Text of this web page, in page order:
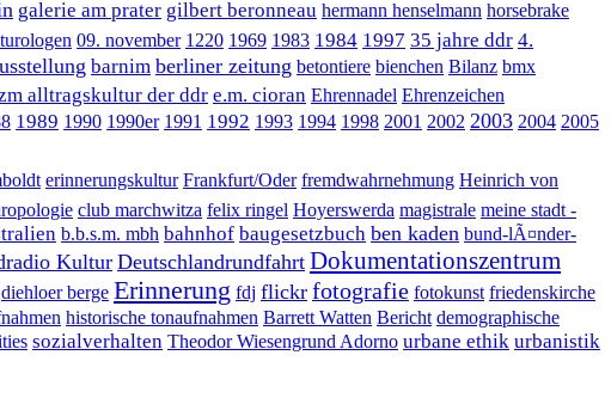
galerie am prater gilbert beronneau hermann henselmann horsebrake
09. november 1220 1969 1983 1984 1997 35 jahre ddr 4.
barnim berliner zeitung betontiere bienchen Bilanz bmx
alltragskultur der ddr e.m. cioran Ehrennadel Ehrenzeichen
1989 1990 1990er 1991 1992 1993 1994 1998 2001 2002 2003 2004 2005
erinnerungskultur Frankfurt/Oder fremdwahrnehmung Heinrich von
club marchwitza felix ringel Hoyerswerda magistrale meine stadt -
b.b.s.m. mbh bahnhof baugesetzbuch ben kaden bund-lÃ¤nder-
Kultur Deutschlandrundfahrt Dokumentationszentrum
diehloer berge Erinnerung fdj flickr fotografie fotokunst friedenskirche
historische tonaufnahmen Barrett Watten Bericht demographische
sozialverhalten Theodor Wiesengrund Adorno urbane ethik urbanistik